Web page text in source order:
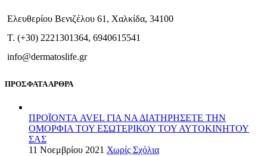
Ελευθερίου Βενιζέλου 61, Χαλκίδα, 34100
T. (+30) 2221301364, 6940615541
info@dermatoslife.gr
ΠΡΟΣΦΑΤΑ ΑΡΘΡΑ
ΠΡΟΪΟΝΤΑ AVEL ΓΙΑ ΝΑ ΔΙΑΤΗΡΗΣΕΤΕ ΤΗΝ
ΟΜΟΡΦΙΑ ΤΟΥ ΕΣΩΤΕΡΙΚΟΥ ΤΟΥ ΑΥΤΟΚΙΝΗΤΟΥ
ΣΑΣ
11 Νοεμβρίου 2021 Χωρίς Σχόλια